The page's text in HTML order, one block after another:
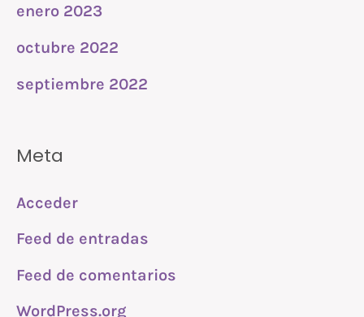
enero 2023
octubre 2022
septiembre 2022
Meta
Acceder
Feed de entradas
Feed de comentarios
WordPress.org